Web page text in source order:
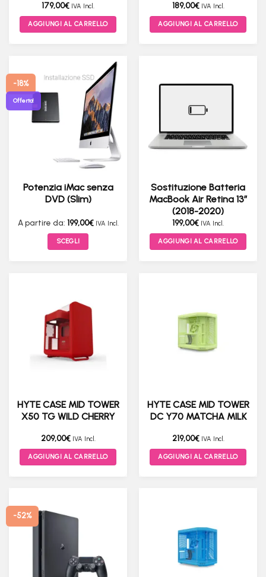
179,00€ IVA Incl.
AGGIUNGI AL CARRELLO
189,00€ IVA Incl.
AGGIUNGI AL CARRELLO
-18%
Offerta!
Potenzia iMac senza
DVD (Slim)
A partire da: 199,00€ IVA Incl.
SCEGLI
varianti.
Le
opzioni
possono
essere
del
prodotto
Sostituzione Batteria
MacBook Air Retina 13″
(2018-2020)
199,00€ IVA Incl.
AGGIUNGI AL CARRELLO
HYTE CASE MID TOWER
X50 TG WILD CHERRY
209,00€ IVA Incl.
AGGIUNGI AL CARRELLO
HYTE CASE MID TOWER
DC Y70 MATCHA MILK
219,00€ IVA Incl.
AGGIUNGI AL CARRELLO
-52%